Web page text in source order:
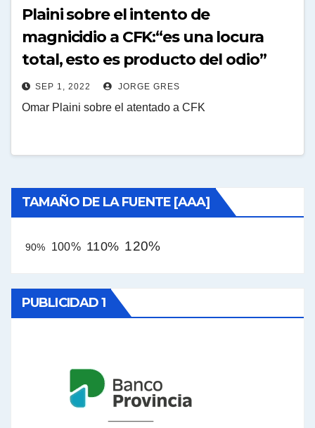
Plaini sobre el intento de
magnicidio a CFK:“es una locura
total, esto es producto del odio”
SEP 1, 2022 JORGE GRES
Omar Plaini sobre el atentado a CFK
TAMAÑO DE LA FUENTE [AAA]
90% 100% 110% 120%
PUBLICIDAD 1